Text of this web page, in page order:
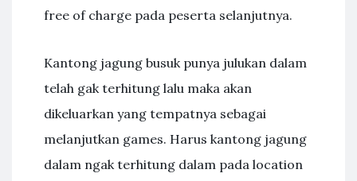
free of charge pada peserta selanjutnya.
Kantong jagung busuk punya julukan dalam
telah gak terhitung lalu maka akan
dikeluarkan yang tempatnya sebagai
melanjutkan games. Harus kantong jagung
dalam ngak terhitung dalam pada location